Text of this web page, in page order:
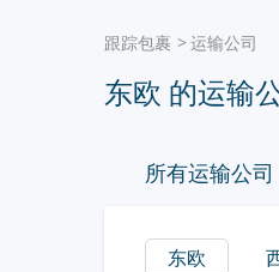
跟踪包裹 运输公司
东欧 的运输
所有运输公司
东欧